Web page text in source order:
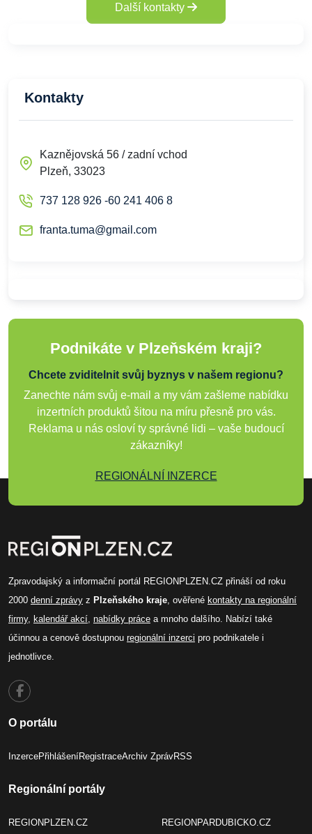
Další kontakty
Kontakty
Kaznějovská 56 / zadní vchod
Plzeň, 33023
737 128 926 -60 241 406 8
franta.tuma@gmail.com
Podnikáte v Plzeňském kraji?
Chcete zviditelnit svůj byznys v našem regionu?
Zanechte nám svůj e-mail a my vám zašleme nabídku
inzertních produktů šitou na míru přesně pro vás.
Reklama u nás osloví ty správné lidi – vaše budoucí
zákazníky!
REGIONÁLNÍ INZERCE
Zpravodajský a informační portál REGIONPLZEN.CZ přináší od roku
2000 denní zprávy z Plzeňského kraje, ověřené kontakty na regionální
firmy, kalendář akcí, nabídky práce a mnoho dalšího. Nabízí také
účinnou a cenově dostupnou regionální inzerci pro podnikatele i
jednotlivce.
O portálu
InzercePřihlášeníRegistraceArchiv ZprávRSS
Regionální portály
REGIONPLZEN.CZ REGIONPARDUBICKO.CZ